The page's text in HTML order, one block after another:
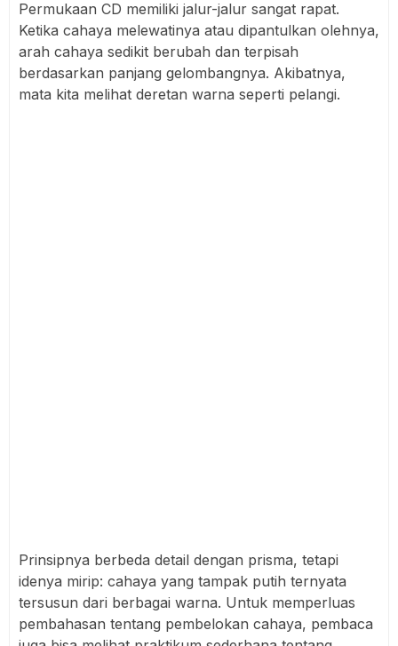
Permukaan CD memiliki jalur-jalur sangat rapat.
Ketika cahaya melewatinya atau dipantulkan olehnya,
arah cahaya sedikit berubah dan terpisah
berdasarkan panjang gelombangnya. Akibatnya,
mata kita melihat deretan warna seperti pelangi.
Prinsipnya berbeda detail dengan prisma, tetapi
idenya mirip: cahaya yang tampak putih ternyata
tersusun dari berbagai warna. Untuk memperluas
pembahasan tentang pembelokan cahaya, pembaca